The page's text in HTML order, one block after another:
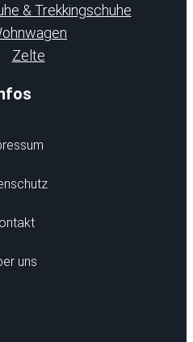
& Trekkingschuhe
Zelte
uns